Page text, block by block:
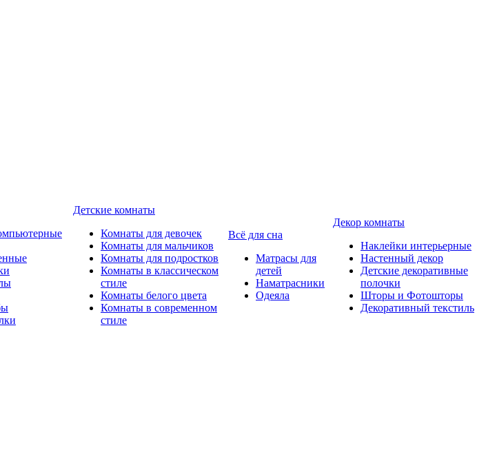
Детские комнаты
Комнаты для девочек
Комнаты для мальчиков
Комнаты для подростков
Комнаты в классическом
стиле
Комнаты белого цвета
Комнаты в современном
стиле
Всё для сна
Матрасы для
детей
Наматрасники
Одеяла
Декор комнаты
Наклейки интерьерные
Настенный декор
Детские декоративные
полочки
Шторы и Фотошторы
Декоративный текстиль